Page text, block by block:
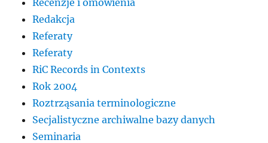
Redakcja
Referaty
Referaty
RiC Records in Contexts
Rok 2004
Roztrząsania terminologiczne
Secjalistyczne archiwalne bazy danych
Seminaria